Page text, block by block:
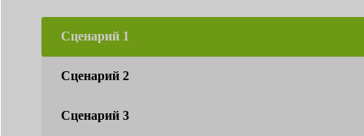
Сценарий 1
Сценарий 2
Сценарий 3